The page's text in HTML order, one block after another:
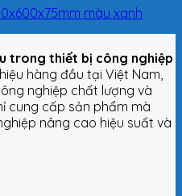
màu xanh
trong thiết bị công nghiệp
hàng đầu tại Việt Nam,
nghiệp chất lượng và
cung cấp sản phẩm mà
nâng cao hiệu suất và